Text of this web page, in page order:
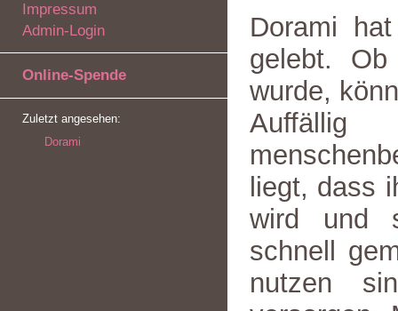
Impressum
Admin-Login
Online-Spende
Zuletzt angesehen:
Dorami
Dorami
gelebt.
wurde,
liegt, dass
wird und
schnell
nutzen